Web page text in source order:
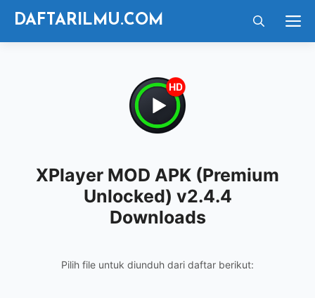
Langsung
DAFTARILMU.COM
XPlayer MOD APK (Premium
Unlocked) v2.4.4
Downloads
Pilih file untuk diunduh dari daftar berikut: